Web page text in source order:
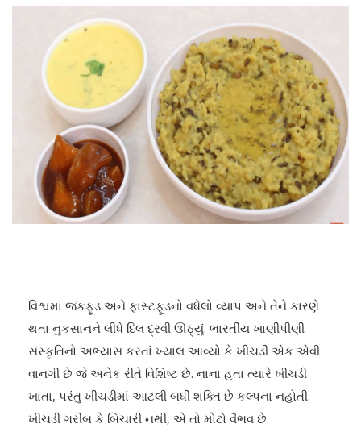
વિશ્વમાં જંકફૂડ અને ફાસ્ટફૂડનો વધેલો વ્યાપ અને તેને કારણે
થતા નુકસાનને લીધે દિલ દ્રવી ઊઠ્યું. ભારતીય ખાણીપીણી
સંસ્કૃતિનો અભ્યાસ કરતાં ખ્યાલ આવ્યો કે ખીચડી એક એવી
વાનગી છે જે અનેક રીતે વિશિષ્ટ છે. નાના હતા ત્યારે ખીચડી
ખાતા, પરંતુ ખીચડીમાં આટલી બધી શક્તિ છે કલ્પના નહોતી.
ખીચડી ગરીબ કે બિચારી નથી, એ તો મોટો વૈભવ છે.